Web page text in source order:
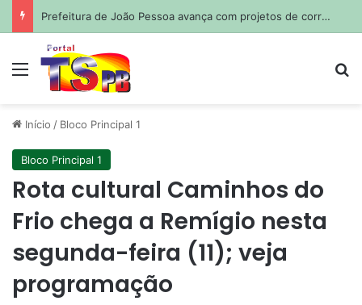
Prefeitura de João Pessoa avança com projetos de corredores viários para sistema de veículos rápidos
Menu
Início / Bloco Principal 1
Bloco Principal 1
Rota cultural Caminhos do
Frio chega a Remígio nesta
segunda-feira (11); veja
programação